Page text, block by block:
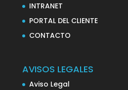
INTRANET
PORTAL DEL CLIENTE
CONTACTO
AVISOS LEGALES
Aviso Legal